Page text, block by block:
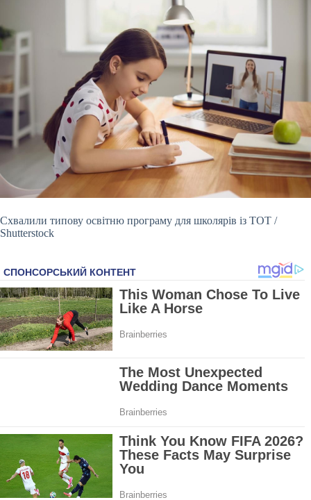
Схвалили типову освітню програму для школярів із ТОТ /
Shutterstock